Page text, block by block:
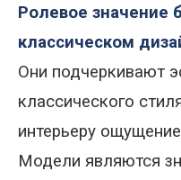
Ролевое значение
классическом
Они подчеркивают
классического
интерьеру
Модели являются